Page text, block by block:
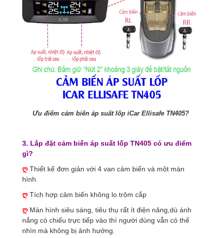
Ưu điểm cảm biến áp suất lốp iCar Ellisafe TN405?
3. Lắp đặt cảm biến áp suất lốp TN405 có ưu điểm
gì?
ღ Thiết kế đơn giản với 4 van cảm biến và một màn
hình.
ღ Tích hợp cảm biến không lo trộm cắp
ღ Màn hình siêu sáng, tiêu thụ rất ít điện năng,dù ánh
nắng có chiếu trực tiếp vào thì người dùng vẫn có thể
nhìn mà không bị ảnh hưởng.